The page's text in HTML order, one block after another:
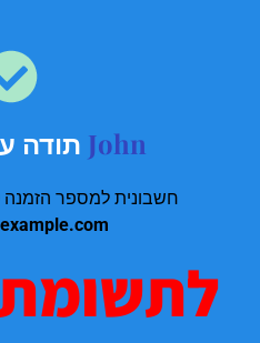
John תודה
חשבונית למספר הזמנה